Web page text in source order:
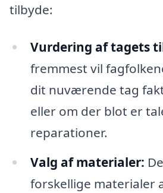
tilbyde:
Vurdering af tagets
fremmest vil
dit nuværende tag
eller om der blot er
reparationer.
Valg af materialer:
forskellige materialer